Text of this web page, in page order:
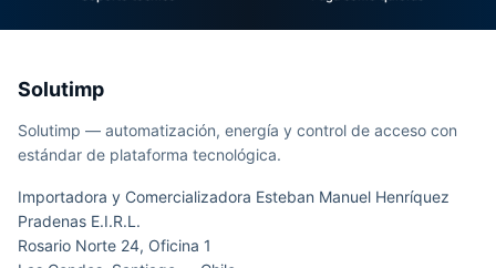
Solutimp
Solutimp — automatización, energía y control de acceso con
estándar de plataforma tecnológica.
Importadora y Comercializadora Esteban Manuel Henríquez
Pradenas E.I.R.L.
Rosario Norte 24, Oficina 1